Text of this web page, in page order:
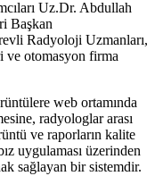
Uz.Dr. Abdullah
Başkan
Radyoloji Uzmanları,
ve otomasyon firma
web ortamında
radyologlar arası
ve raporların kalite
uygulaması üzerinden
sağlayan bir sistemdir.